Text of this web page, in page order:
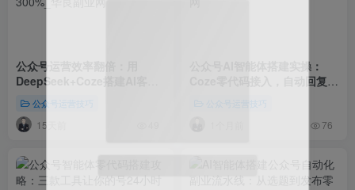
公众号运营效率翻倍：用
DeepSeek+Coze搭建AI客服
智能体，粉丝互动率提升
300%公众号运营技巧
15天前
公众号AI智能体搭建实操：
Coze零代码接入，自动回复用
76